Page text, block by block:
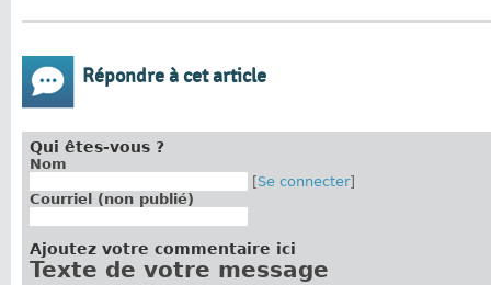
Répondre à cet article
Qui êtes-vous ?
Nom
[Se connecter]
Courriel (non publié)
Ajoutez votre commentaire ici
Texte de votre message